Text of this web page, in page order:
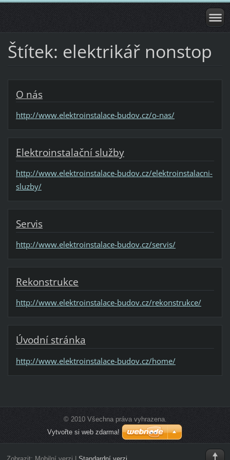
Štítek: elektrikář nonstop
O nás
http://www.elektroinstalace-budov.cz/o-nas/
Elektroinstalační služby
http://www.elektroinstalace-budov.cz/elektroinstalacni-
sluzby/
Servis
http://www.elektroinstalace-budov.cz/servis/
Rekonstrukce
http://www.elektroinstalace-budov.cz/rekonstrukce/
Úvodní stránka
http://www.elektroinstalace-budov.cz/home/
© 2010 Všechna práva vyhrazena.
Vytvořte si web zdarma!